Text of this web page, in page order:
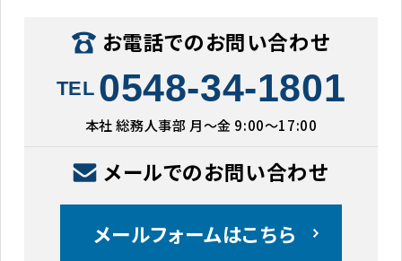
お電話でのお問い合わせ
TEL 0548-34-1801
本社 総務人事部 月〜金 9:00〜17:00
メールでのお問い合わせ
メールフォームはこちら